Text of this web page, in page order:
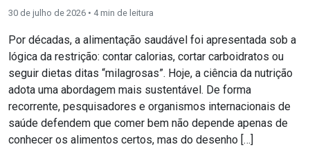
30 de julho de 2026 • 4 min de leitura
Por décadas, a alimentação saudável foi apresentada sob a
lógica da restrição: contar calorias, cortar carboidratos ou
seguir dietas ditas “milagrosas”. Hoje, a ciência da nutrição
adota uma abordagem mais sustentável. De forma
recorrente, pesquisadores e organismos internacionais de
saúde defendem que comer bem não depende apenas de
conhecer os alimentos certos, mas do desenho […]